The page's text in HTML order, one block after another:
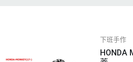
下班手作
HONDA